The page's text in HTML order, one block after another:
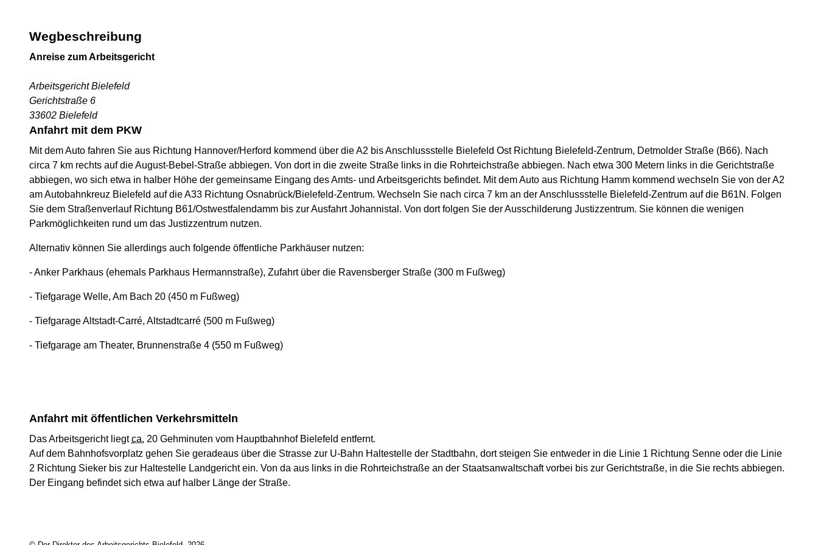
Wegbeschreibung
Anreise zum Arbeitsgericht
Arbeitsgericht Bielefeld
Gerichtstraße 6
33602 Bielefeld
Anfahrt mit dem PKW
Mit dem Auto fahren Sie aus Richtung Hannover/Herford kommend über die A2 bis Anschlussstelle Bielefeld Ost Richtung Bielefeld-Zentrum, Detmolder Straße (B66). Nach
circa 7 km rechts auf die August-Bebel-Straße abbiegen. Von dort in die zweite Straße links in die Rohrteichstraße abbiegen. Nach etwa 300 Metern links in die Gerichtstraße
abbiegen, wo sich etwa in halber Höhe der gemeinsame Eingang des Amts- und Arbeitsgerichts befindet. Mit dem Auto aus Richtung Hamm kommend wechseln Sie von der A2
am Autobahnkreuz Bielefeld auf die A33 Richtung Osnabrück/Bielefeld-Zentrum. Wechseln Sie nach circa 7 km an der Anschlussstelle Bielefeld-Zentrum auf die B61N. Folgen
Sie dem Straßenverlauf Richtung B61/Ostwestfalendamm bis zur Ausfahrt Johannistal. Von dort folgen Sie der Ausschilderung Justizzentrum. Sie können die wenigen
Parkmöglichkeiten rund um das Justizzentrum nutzen.
Alternativ können Sie allerdings auch folgende öffentliche Parkhäuser nutzen:
- Anker Parkhaus (ehemals Parkhaus Hermannstraße), Zufahrt über die Ravensberger Straße (300 m Fußweg)
- Tiefgarage Welle, Am Bach 20 (450 m Fußweg)
- Tiefgarage Altstadt-Carré, Altstadtcarré (500 m Fußweg)
- Tiefgarage am Theater, Brunnenstraße 4 (550 m Fußweg)
Anfahrt mit öffentlichen Verkehrsmitteln
Das Arbeitsgericht liegtca. 20 Gehminuten vom Hauptbahnhof Bielefeld entfernt.
Auf dem Bahnhofsvorplatz gehen Sie geradeaus über die Strasse zur U-Bahn Haltestelle der Stadtbahn, dort steigen Sie entweder in die Linie 1 Richtung Senne oder die Linie
2 Richtung Sieker bis zur Haltestelle Landgericht ein. Von da aus links in die Rohrteichstraße an der Staatsanwaltschaft vorbei bis zur Gerichtstraße, in die Sie rechts abbiegen.
Der Eingang befindet sich etwa auf halber Länge der Straße.